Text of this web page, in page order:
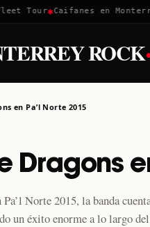
Tour✱Caifanes en
ROCK
en Pa’l Norte 2015
Dragons
Norte 2015, la banda
un éxito enorme a lo largo